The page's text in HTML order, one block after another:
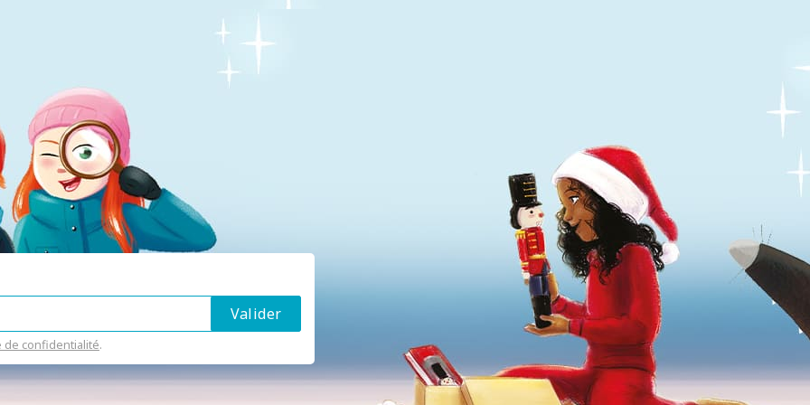
de confidentialité.